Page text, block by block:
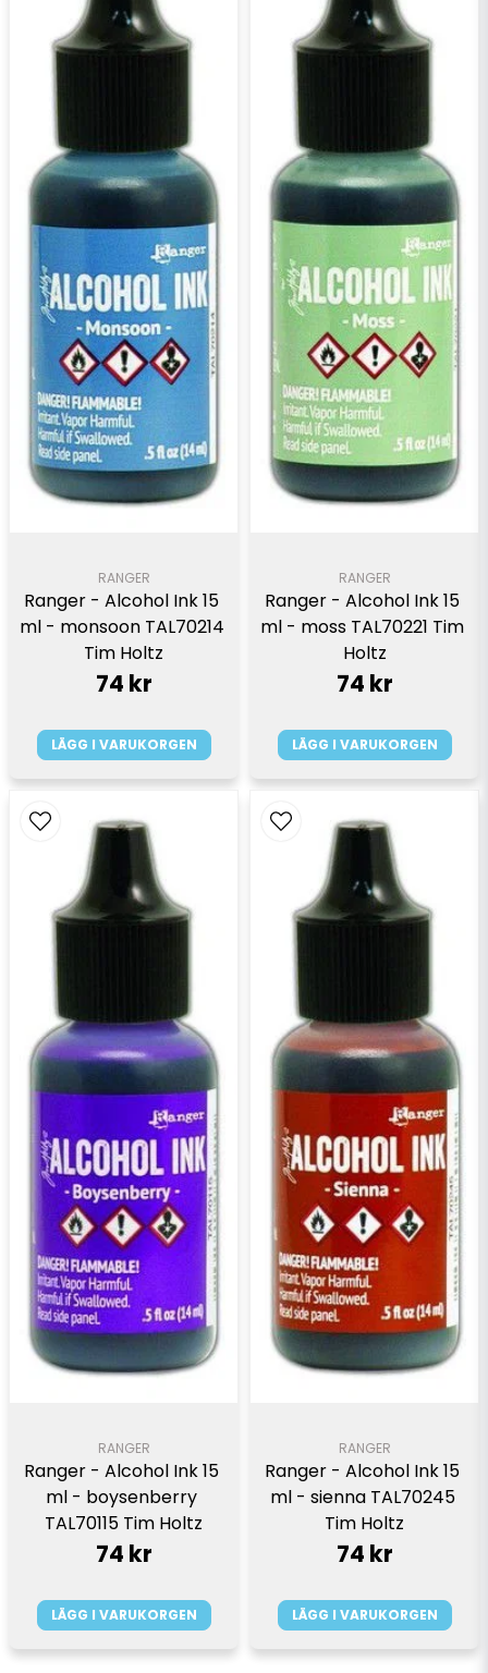
RANGER
Ranger - Alcohol Ink 15
ml - monsoon TAL70214
Tim Holtz
74 kr
LÄGG I VARUKORGEN
RANGER
Ranger - Alcohol Ink 15
ml - moss TAL70221 Tim
Holtz
74 kr
LÄGG I VARUKORGEN
RANGER
Ranger - Alcohol Ink 15
ml - boysenberry
TAL70115 Tim Holtz
74 kr
LÄGG I VARUKORGEN
RANGER
Ranger - Alcohol Ink 15
ml - sienna TAL70245
Tim Holtz
74 kr
LÄGG I VARUKORGEN